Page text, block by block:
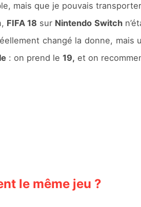
mais que je pouvais
FIFA 18 sur Nintendo Switch
changé la donne,
: on prend le 19, et on
le même jeu ?